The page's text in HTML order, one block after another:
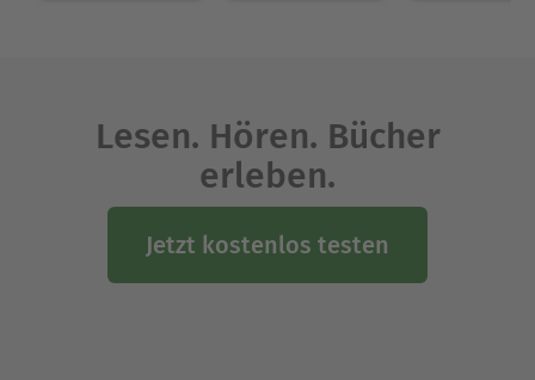
Lesen. Hören. Bücher
erleben.
Jetzt kostenlos testen